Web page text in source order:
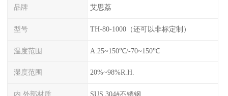
品牌 艾思荔
型号 TH-80-1000（还可以非标定制）
温度范围 A:25~150℃/-70~150℃
湿度范围 20%~98%R.H.
内,外部材质 SUS 304#不锈钢